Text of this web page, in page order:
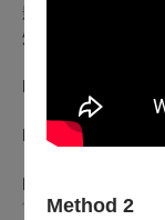
Method 2
影展：𝟔.𝟐𝟏 — 𝟕.𝟎𝟐
頒獎典禮：𝟕.𝟎𝟔
http://
．Instagram：
https://
https://